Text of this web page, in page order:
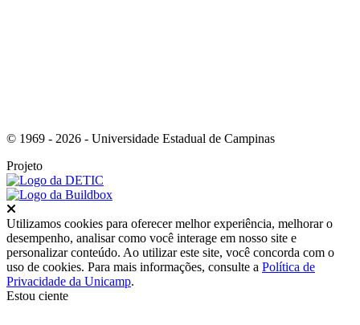
© 1969 - 2026 - Universidade Estadual de Campinas
Projeto
Utilizamos cookies para oferecer melhor experiência, melhorar o
desempenho, analisar como você interage em nosso site e
personalizar conteúdo. Ao utilizar este site, você concorda com o
uso de cookies. Para mais informações, consulte a Política de
Privacidade da Unicamp.
Estou ciente